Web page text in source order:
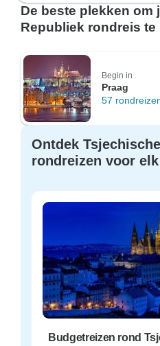
De beste plekken om
Republiek rondreis te
Begin in
Praag
57
Ontdek
rondreizen voor
Budgetreizen rond